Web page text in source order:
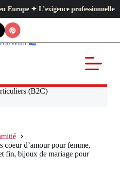
✦ L’exigence professionnelle au
(B2C)
d’amour pour femme,
fin, bijoux de mariage pour